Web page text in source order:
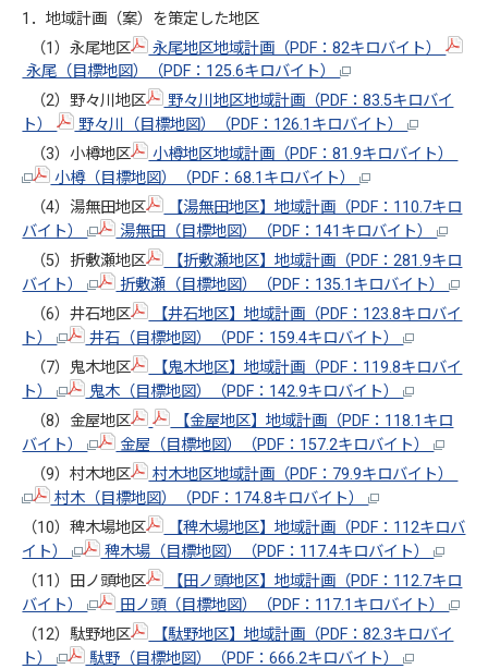
1．地域計画（案）を策定した地区
（1）永尾地区
永尾地区地域計画（PDF：82キロバイト）
永尾（目標地図）（PDF：125.6キロバイト）
（2）野々川地区
野々川地区地域計画（PDF：83.5キロバイ
ト）
野々川（目標地図）（PDF：126.1キロバイト）
（3）小樽地区
小樽地区地域計画（PDF：81.9キロバイト）
小樽（目標地図）（PDF：68.1キロバイト）
（4）湯無田地区
【湯無田地区】地域計画（PDF：110.7キロ
バイト）
湯無田（目標地図）（PDF：141キロバイト）
（5）折敷瀬地区
【折敷瀬地区】地域計画（PDF：281.9キロ
バイト）
折敷瀬（目標地図）（PDF：135.1キロバイト）
（6）井石地区
【井石地区】地域計画（PDF：123.8キロバイ
ト）
井石（目標地図）（PDF：159.4キロバイト）
（7）鬼木地区
【鬼木地区】地域計画（PDF：119.8キロバイ
ト）
鬼木（目標地図）（PDF：142.9キロバイト）
（8）金屋地区
【金屋地区】地域計画（PDF：118.1キロ
バイト）
金屋（目標地図）（PDF：157.2キロバイト）
（9）村木地区
村木地区地域計画（PDF：79.9キロバイト）
村木（目標地図）（PDF：174.8キロバイト）
（10）稗木場地区
【稗木場地区】地域計画（PDF：112キロバ
イト）
稗木場（目標地図）（PDF：117.4キロバイト）
（11）田ノ頭地区
【田ノ頭地区】地域計画（PDF：112.7キロ
バイト）
田ノ頭（目標地図）（PDF：117.1キロバイト）
（12）駄野地区
【駄野地区】地域計画（PDF：82.3キロバイ
ト）
駄野（目標地図）（PDF：666.2キロバイト）